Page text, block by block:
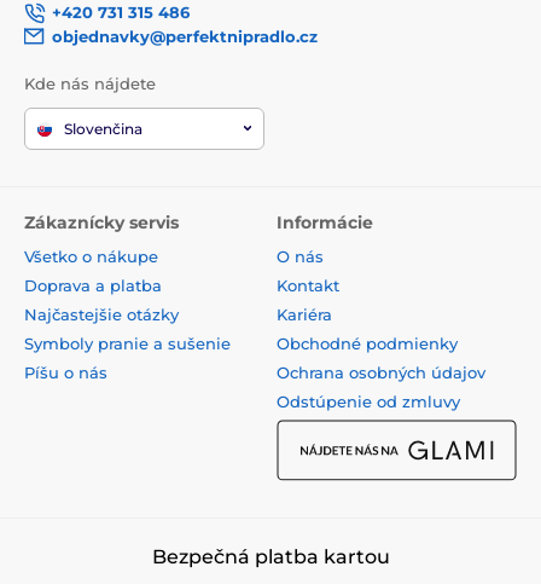
+420 731 315 486
objednavky@perfektnipradlo.cz
Kde nás nájdete
Slovenčina
Zákaznícky servis
Všetko o nákupe
Doprava a platba
Najčastejšie otázky
Symboly pranie a sušenie
Píšu o nás
Informácie
O nás
Kontakt
Kariéra
Obchodné podmienky
Ochrana osobných údajov
Odstúpenie od zmluvy
Bezpečná platba kartou